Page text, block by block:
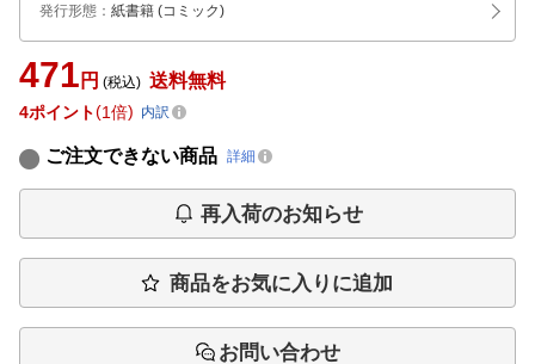
発行形態 ： 紙書籍 (コミック)
471 円 (税込) 送料無料
4ポイント 1倍 内訳
ご注文できない商品 詳細
再入荷のお知らせ
商品をお気に入りに追加
お問い合わせ